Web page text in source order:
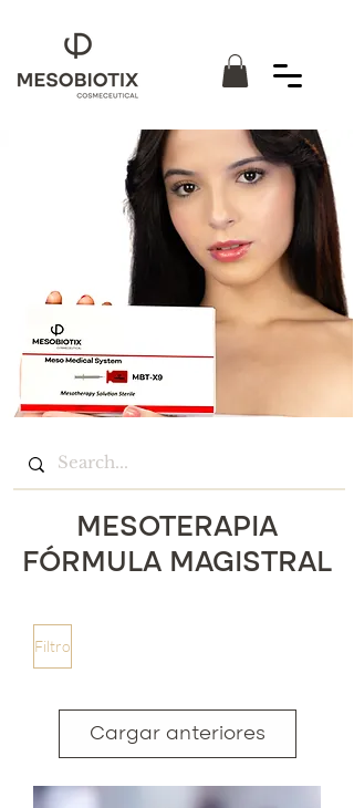
Filtro
Cargar anteriores
MESOTERAPIA
FÓRMULA MAGISTRAL